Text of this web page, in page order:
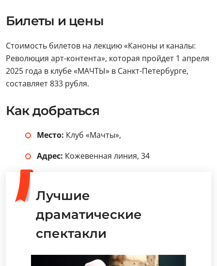
Билеты и цены
Стоимость билетов на лекцию «Каноны и каналы:
Революция арт-контента», которая пройдет 1 апреля
2025 года в клубе «МАЧТЫ» в Санкт-Петербурге,
составляет 833 рубля.
Как добраться
Место: Клуб «Мачты»,
Адрес: Кожевенная линия, 34
Лучшие
драматические
спектакли